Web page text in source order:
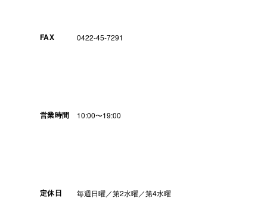
FAX 0422-45-7291
営業時間 10:00〜19:00
定休日 毎週日曜／第2水曜／第4水曜